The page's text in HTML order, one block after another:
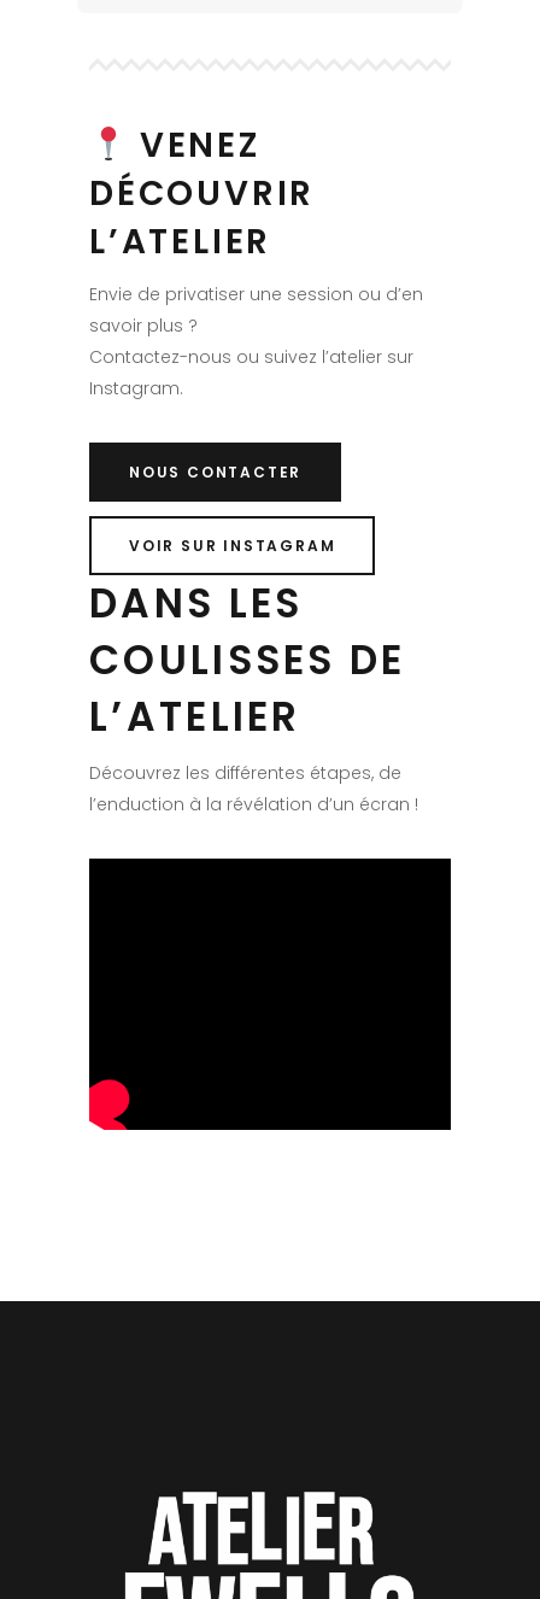
VENEZ
DÉCOUVRIR
L’ATELIER
Envie de privatiser une session ou d’en
savoir plus ?
Contactez-nous ou suivez l’atelier sur
Instagram.
NOUS CONTACTER
VOIR SUR INSTAGRAM
DANS LES
COULISSES DE
L’ATELIER
Découvrez les différentes étapes, de
l’enduction à la révélation d’un écran !